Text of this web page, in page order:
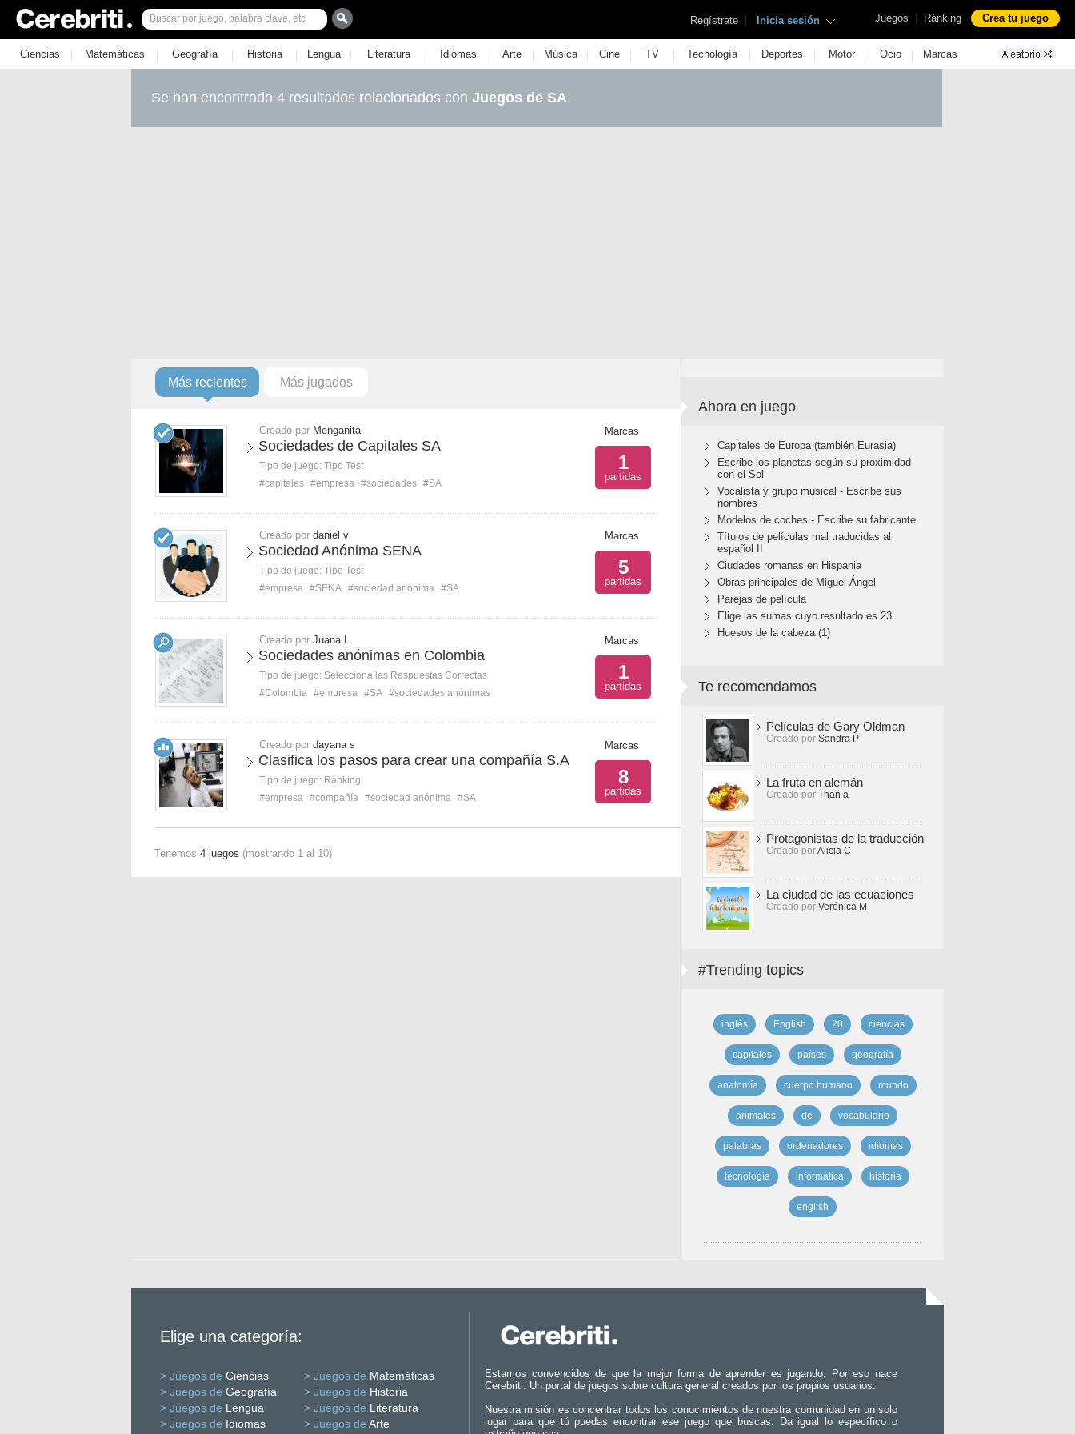
Juegos | Ránking Crea tu juego
Regístrate | Inicia sesión
Ciencias | Matemáticas | Geografía | Historia | Lengua | Literatura | Idiomas | Arte | Música | Cine | TV | Tecnología | Deportes | Motor | Ocio | Marcas
Se han encontrado 4 resultados relacionados con Juegos de SA.
Más recientes Más jugados
Creado por Menganita
Sociedades de Capitales SA
Tipo de juego: Tipo Test
#capitales #empresa #sociedades #SA
Marcas
1
partidas
Creado por daniel v
Sociedad Anónima SENA
Tipo de juego: Tipo Test
#empresa #SENA #sociedad anónima #SA
Marcas
5
partidas
Creado por Juana L
Sociedades anónimas en Colombia
Tipo de juego: Selecciona las Respuestas Correctas
#Colombia #empresa #SA #sociedades anónimas
Marcas
1
partidas
Creado por dayana s
Clasifica los pasos para crear una compañía S.A
Tipo de juego: Ránking
#empresa #compañía #sociedad anónima #SA
Marcas
8
partidas
Tenemos 4 juegos (mostrando 1 al 10)
Ahora en juego
Capitales de Europa (también Eurasia)
Escribe los planetas según su proximidad
con el Sol
Vocalista y grupo musical - Escribe sus
nombres
Modelos de coches - Escribe su fabricante
Títulos de películas mal traducidas al
español II
Ciudades romanas en Hispania
Obras principales de Miguel Ángel
Parejas de película
Elige las sumas cuyo resultado es 23
Huesos de la cabeza (1)
Te recomendamos
Películas de Gary Oldman
Creado por Sandra P
La fruta en alemán
Creado por Than a
Protagonistas de la traducción
Creado porAlicia C
La ciudad de las ecuaciones
Creado por Verónica M
#Trending topics
inglés English 20 ciencias
capitales países geografía
anatomía cuerpo humano mundo
animales de vocabulario
palabras ordenadores idiomas
tecnología informática historia
english
Elige una categoría:
> Juegos de Ciencias > Juegos de Matemáticas
> Juegos de Geografía > Juegos de Historia
> Juegos de Lengua > Juegos de Literatura
> Juegos de Idiomas > Juegos de Arte
Estamos convencidos de que la mejor forma de aprender es jugando. Por eso nace
Cerebriti. Un portal de juegos sobre cultura general creados por los propios usuarios.
Nuestra misión es concentrar todos los conocimientos de nuestra comunidad en un solo
lugar para que tú puedas encontrar ese juego que buscas. Da igual lo específico o